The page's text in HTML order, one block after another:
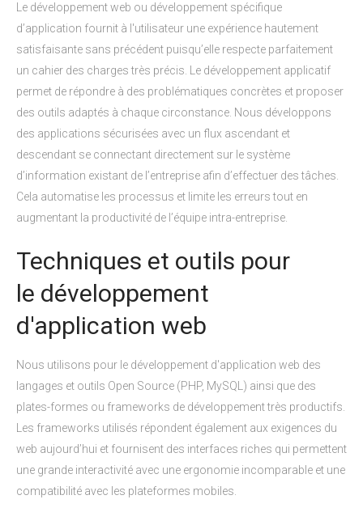
Le développement web ou développement spécifique
d’application fournit à l'utilisateur une expérience hautement
satisfaisante sans précédent puisqu’elle respecte parfaitement
un cahier des charges très précis. Le développement applicatif
permet de répondre à des problématiques concrètes et proposer
des outils adaptés à chaque circonstance. Nous développons
des applications sécurisées avec un flux ascendant et
descendant se connectant directement sur le système
d’information existant de l’entreprise afin d’effectuer des tâches.
Cela automatise les processus et limite les erreurs tout en
augmentant la productivité de l’équipe intra-entreprise.
Techniques et outils pour
le développement
d'application web
Nous utilisons pour le développement d'application web des
langages et outils Open Source (PHP, MySQL) ainsi que des
plates-formes ou frameworks de développement très productifs.
Les frameworks utilisés répondent également aux exigences du
web aujourd’hui et fournisent des interfaces riches qui permettent
une grande interactivité avec une ergonomie incomparable et une
compatibilité avec les plateformes mobiles.